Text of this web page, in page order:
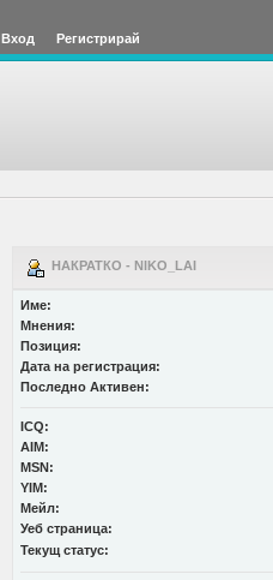
Вход Регистрирай
НАКРАТКО - NIKO_LAI
Име:
Мнения:
Позиция:
Дата на регистрация:
Последно Активен:
ICQ:
AIM:
MSN:
YIM:
Мейл:
Уеб страница:
Текущ статус: